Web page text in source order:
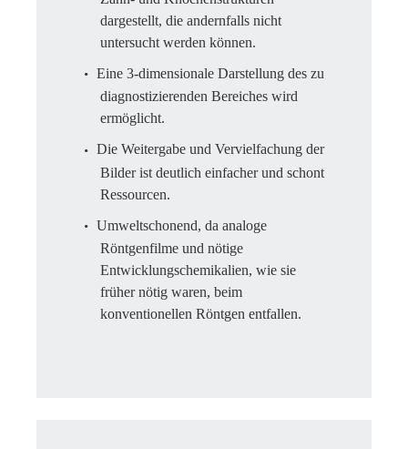
dargestellt, die andernfalls nicht
untersucht werden können.
Eine 3-dimensionale Darstellung des zu
diagnostizierenden Bereiches wird
ermöglicht.
Die Weitergabe und Vervielfachung der
Bilder ist deutlich einfacher und schont
Ressourcen.
Umweltschonend, da analoge
Röntgenfilme und nötige
Entwicklungschemikalien, wie sie
früher nötig waren, beim
konventionellen Röntgen entfallen.